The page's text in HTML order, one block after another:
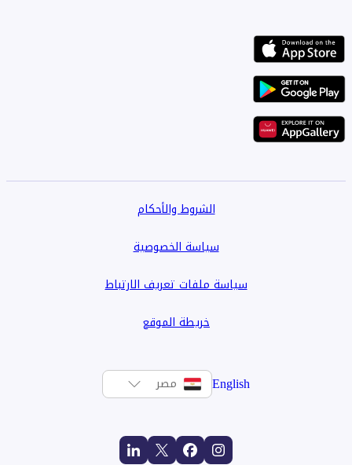
الشروط والأحكام
سياسة الخصوصية
سياسة ملفات تعريف الارتباط
خريطة الموقع
English مصر